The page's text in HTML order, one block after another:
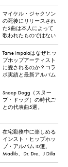
マイケル・ジャクソン
の死後にリリースされ
た3曲は本人によって
歌われたものではない
Tame Impalaはなぜヒッ
プホップアーティスト
に愛されるのか？コラ
ボ実績と最新アルバム
Snoop Dogg（スヌー
プ・ドッグ）の時代ご
との代表曲5選。
在宅勤務中に楽しめる
インスト・ヒップホッ
プ・アルバム10選。
Madlib、Dr. Dre、J Dilla
など。